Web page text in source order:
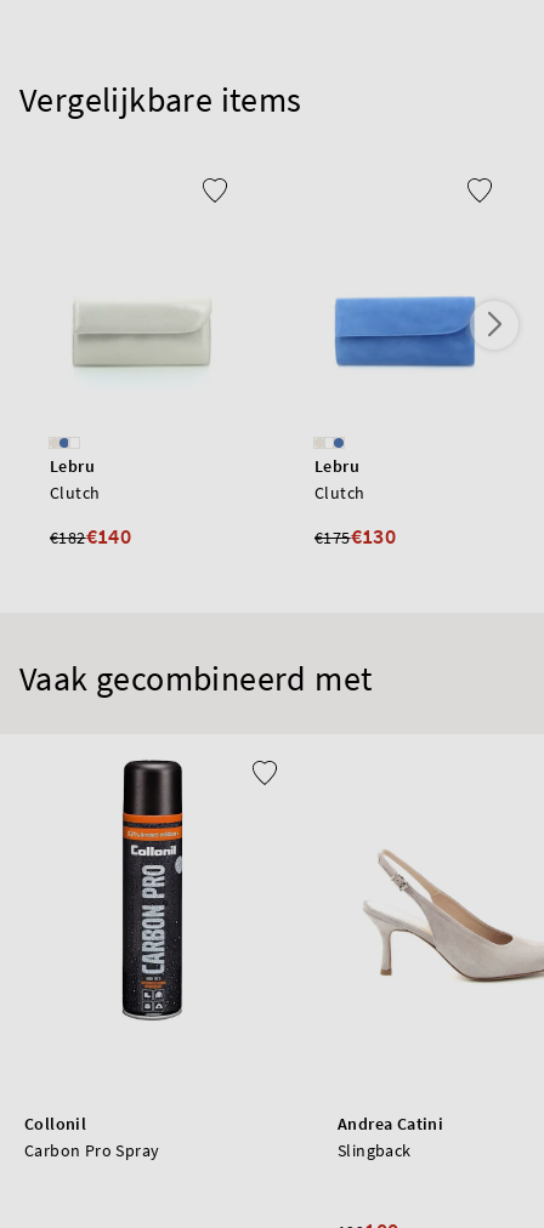
Vergelijkbare items
Lebru
Clutch
€182€140
Lebru
Clutch
€175€130
Vaak gecombineerd met
Collonil
Carbon Pro Spray
Andrea Catini
Slingback